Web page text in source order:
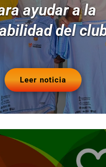
ayudar a la
del
Leer noticia